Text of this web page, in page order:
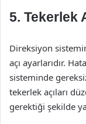
5. Tekerlek
Direksiyon
açı ayarlarıdır.
sisteminde
tekerlek açıları
gerektiği şekilde